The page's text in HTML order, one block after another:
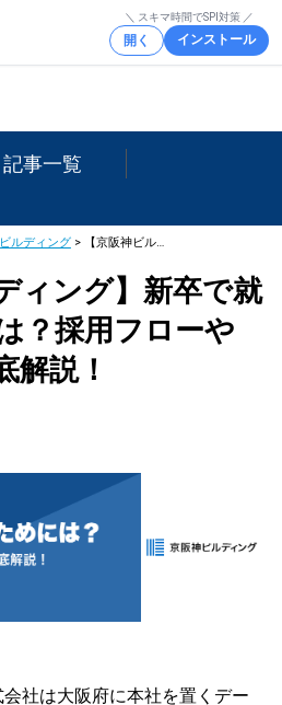
＼ スキマ時間でSPI対策 ／
開く インストール
記事一覧
ルディング> 【京阪神ビルディング】新卒で就職するためには？採用フローや選考対策を徹底解説！
ィング】新卒で就
？採用フローや
解説！
社は大阪府に本社を置くデー